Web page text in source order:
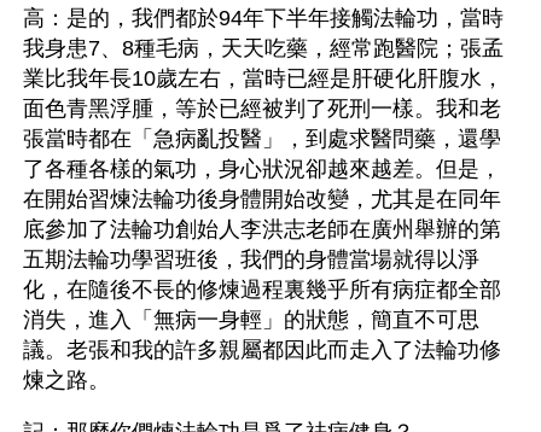
高：是的，我們都於94年下半年接觸法輪功，當時
我身患7、8種毛病，天天吃藥，經常跑醫院；張孟
業比我年長10歲左右，當時已經是肝硬化肝腹水，
面色青黑浮腫，等於已經被判了死刑一樣。我和老
張當時都在「急病亂投醫」，到處求醫問藥，還學
了各種各樣的氣功，身心狀況卻越來越差。但是，
在開始習煉法輪功後身體開始改變，尤其是在同年
底參加了法輪功創始人李洪志老師在廣州舉辦的第
五期法輪功學習班後，我們的身體當場就得以淨
化，在隨後不長的修煉過程裏幾乎所有病症都全部
消失，進入「無病一身輕」的狀態，簡直不可思
議。老張和我的許多親屬都因此而走入了法輪功修
煉之路。